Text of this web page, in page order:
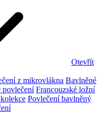
Otevřít
z mikrovlákna Bavlněné
povlečení Francouzské ložní
Povlečení bavlněný